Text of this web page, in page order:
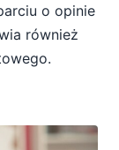
o opinie
również